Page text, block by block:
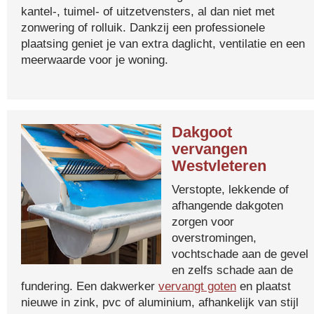
kantel-, tuimel- of uitzetvensters, al dan niet met
zonwering of rolluik. Dankzij een professionele
plaatsing geniet je van extra daglicht, ventilatie en een
meerwaarde voor je woning.
Dakgoot
vervangen
Westvleteren
Verstopte, lekkende of
afhangende dakgoten
zorgen voor
overstromingen,
vochtschade aan de gevel
en zelfs schade aan de
fundering. Een dakwerker vervangt goten en plaatst
nieuwe in zink, pvc of aluminium, afhankelijk van stijl